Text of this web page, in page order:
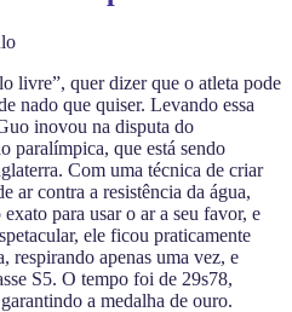
livre”, quer dizer que o atleta pode
nado que quiser. Levando essa
inovou na disputa do
paralímpica, que está sendo
Com uma técnica de criar
ar contra a resistência da água,
para usar o ar a seu favor, e
ele ficou praticamente
respirando apenas uma vez, e
S5. O tempo foi de 29s78,
a medalha de ouro.